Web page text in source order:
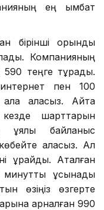
ең қымбат
бірінші орынды
Компанияның
590 теңге тұрады.
пен 100
ала аласыз. Айта
кезде шарттарын
ұялы байланыс
аласыз. Ал
құрайды. Аталған
ұсынады
өзіңіз өзгерте
арналған 990